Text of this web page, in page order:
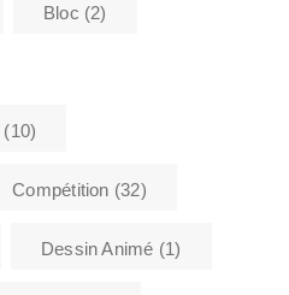
Bloc (2)
(10)
Compétition (32)
Dessin Animé (1)